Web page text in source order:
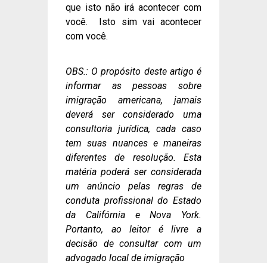
que isto não irá acontecer com
você. Isto sim vai acontecer
com você.
OBS.: O propósito deste artigo é
informar as pessoas sobre
imigração americana, jamais
deverá ser considerado uma
consultoria jurídica, cada caso
tem suas nuances e maneiras
diferentes de resolução. Esta
matéria poderá ser considerada
um anúncio pelas regras de
conduta profissional do Estado
da Califórnia e Nova York.
Portanto, ao leitor é livre a
decisão de consultar com um
advogado local de imigração